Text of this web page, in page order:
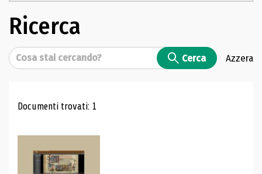
Ricerca
Cerca Cerca Azzera
Risultati di ricerca
Documenti trovati: 1